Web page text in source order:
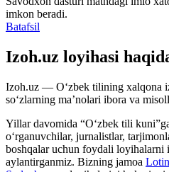
imkon beradi.
Batafsil
Izoh.uz loyihasi
Izoh.uz — O‘zbek tilining xalqona
so‘zlarning ma’nolari ibora va
Yillar davomida “O‘zbek tili
o‘rganuvchilar, jurnalistlar,
boshqalar uchun foydali loyihalarni
aylantirganmiz. Bizning jamoa